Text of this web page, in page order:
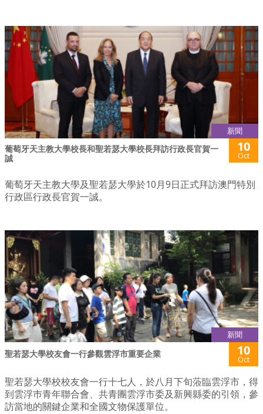
新聞
葡萄牙天主教大學校長和聖若瑟大學校長拜訪行政長官賀一
誠
10
Oct
葡萄牙天主教大學及聖若瑟大學於10月9日正式拜訪澳門特別
行政區行政長官賀一誠。
新聞
聖若瑟大學校友會一行參觀雲浮市重要企業 10
Oct
聖若瑟大學校校友會一行十七人，於八月下旬蒞臨雲浮市，得
到雲浮巿青年聯合會、共青團雲浮市委及新興縣委的引領，參
訪當地的關鍵企業和全國文物保護單位。